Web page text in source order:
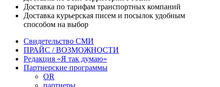
Доставка по тарифам транспортных компаний
Доставка курьерская писем и посылок удобным
способом на выбор
Свидетельство СМИ
ПРАЙС / ВОЗМОЖНОСТИ
Редакция «Я так думаю»
Партнерские программы
OR
партнеры